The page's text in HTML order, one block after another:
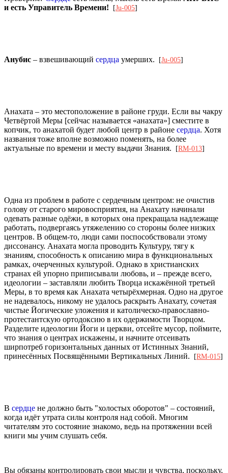
и есть Управитель Времени!
[Ju-005]
Анубис – взвешивающий сердца умерших. [Ju-005]
Анахата – это местоположение в районе груди. Если вы чакру
Четвёртой Меры [сейчас называется «анахата»] сместите в
копчик, то анахатой будет любой центр в районе сердца. Хотя
названия тоже вполне возможно поменять, на более
актуальные по времени и месту выдачи Знания.
[RM-013]
Одна из проблем в работе с сердечным центром: не очистив
голову от старого мировосприятия, на Анахату начинали
одевать разные одёжи, в которых она прекращала надлежаще
работать, подвергаясь утяжелению со стороны более низких
центров. В общем-то, люди сами поспособствовали этому
диссонансу. Анахата могла проводить Культуру, тягу к
знаниям, способность к описанию мира в функциональных
рамках, очерченных культурой. Однако в христианских
странах ей упорно приписывали любовь, и – прежде всего,
идеологии – заставляли любить Творца искажённой третьей
Меры, в то время как Анахата четырёхмерная. Одно на другое
не надевалось, никому не удалось раскрыть Анахату, сочетая
чистые Йогические уложения и католическо-православно-
протестантскую ортодоксию в их одержимости Творцом.
Разделите идеологии Йоги и церкви, отсейте мусор, поймите,
что знания о центрах искажены, и начните отсеивать
ширпотреб горизонтальных данных от Истинных Знаний,
принесённых Посвящёнными Вертикальных Линий.
[RM-015]
В сердце не должно быть "холостых оборотов" – состояний,
когда идёт утрата силы контроля над собой. Многим
читателям это состояние знакомо, ведь на протяжении всей
книги мы учим слушать себя.
Вы обязаны контролировать свои мысли и чувства, поскольку,